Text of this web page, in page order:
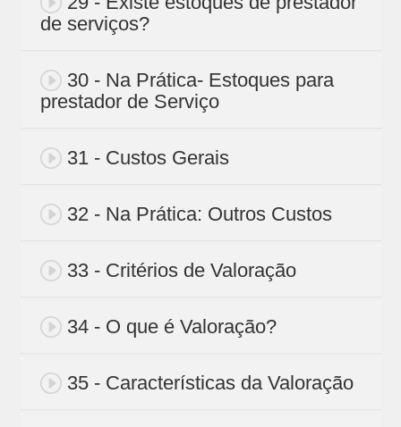
de serviços?
30 - Na Prática- Estoques para
prestador de Serviço
31 - Custos Gerais
32 - Na Prática: Outros Custos
33 - Critérios de Valoração
34 - O que é Valoração?
35 - Características da Valoração